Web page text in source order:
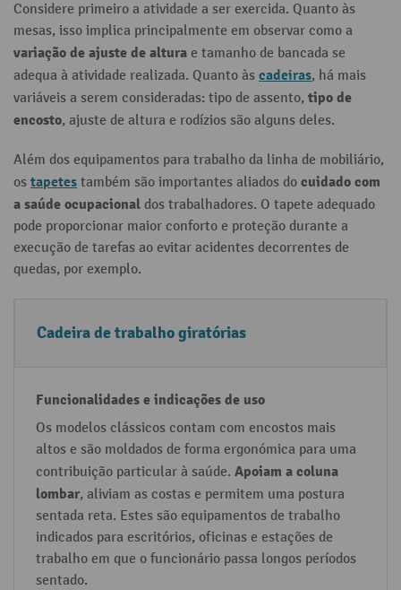
Considere primeiro a atividade a ser exercida. Quanto às
mesas, isso implica principalmente em observar como a
variação de ajuste de altura e tamanho de bancada se
adequa à atividade realizada. Quanto às cadeiras, há mais
variáveis a serem consideradas: tipo de assento, tipo de
encosto, ajuste de altura e rodízios são alguns deles.
Além dos equipamentos para trabalho da linha de mobiliário,
os tapetes também são importantes aliados do cuidado com
a saúde ocupacional dos trabalhadores. O tapete adequado
pode proporcionar maior conforto e proteção durante a
execução de tarefas ao evitar acidentes decorrentes de
quedas, por exemplo.
E
p
a
m
e
n
t
s
F
c
i
o
n
a
l
Cadeira de trabalho giratórias
Os modelos clássicos contam com encostos mais
altos e são moldados de forma ergonómica para uma
contribuição particular à saúde. Apoiam a coluna
lombar, aliviam as costas e permitem uma postura
sentada reta. Estes são equipamentos de trabalho
indicados para escritórios, oficinas e estações de
trabalho em que o funcionário passa longos períodos
sentado.